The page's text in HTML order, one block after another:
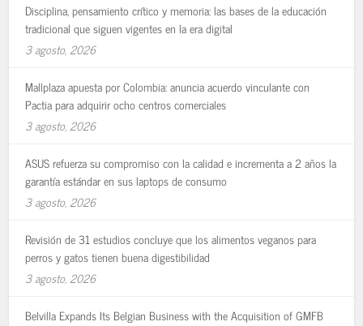
Disciplina, pensamiento crítico y memoria: las bases de la educación
tradicional que siguen vigentes en la era digital
3 agosto, 2026
Mallplaza apuesta por Colombia: anuncia acuerdo vinculante con
Pactia para adquirir ocho centros comerciales
3 agosto, 2026
ASUS refuerza su compromiso con la calidad e incrementa a 2 años la
garantía estándar en sus laptops de consumo
3 agosto, 2026
Revisión de 31 estudios concluye que los alimentos veganos para
perros y gatos tienen buena digestibilidad
3 agosto, 2026
Belvilla Expands Its Belgian Business with the Acquisition of GMFB